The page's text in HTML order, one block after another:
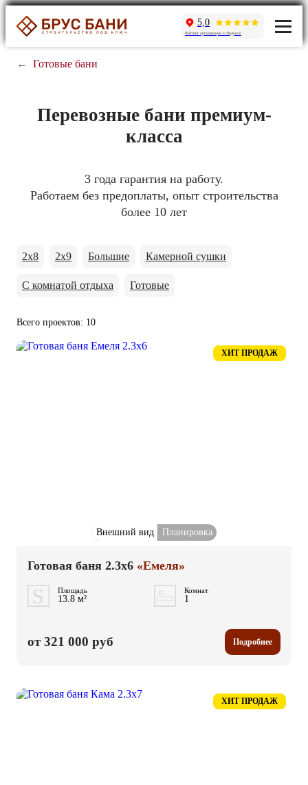
5,0
Рейтинг организации в Яндексе
← Готовые бани
Перевозные бани премиум-
класса
3 года гарантия на работу.
Работаем без предоплаты, опыт строительства
более 10 лет
2x8 2x9 Большие Камерной сушки
С комнатой отдыха Готовые
Всего проектов: 10
ХИТ ПРОДАЖ
Внешний вид Планировка
Готовая баня 2.3x6 «Емеля»
Площадь
13.8 м²
Комнат
1
от 321 000 руб Подробнее
ХИТ ПРОДАЖ